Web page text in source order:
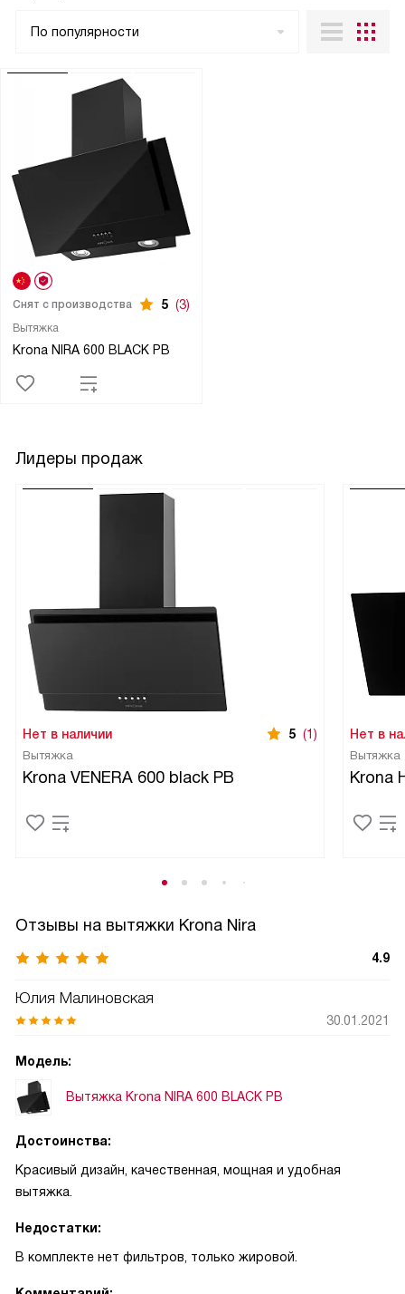
По популярности
Вытяжка
Krona NIRA 600 BLACK PB
Снят с производства 5 (3)
Лидеры продаж
Нет в наличии 5 (1)
Вытяжка
Krona VENERA 600 black PB
Нет в
Вытяжка
Krona
Отзывы на вытяжки Krona Nira
4.9
Юлия Малиновская
30.01.2021
Модель:
Вытяжка Krona NIRA 600 BLACK PB
Достоинства:
Красивый дизайн, качественная, мощная и удобная
вытяжка.
Недостатки:
В комплекте нет фильтров, только жировой.